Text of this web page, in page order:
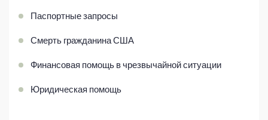
Паспортные запросы
Смерть гражданина США
Финансовая помощь в чрезвычайной ситуации
Юридическая помощь